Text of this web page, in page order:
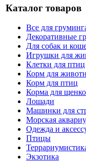
Каталог товаров
Все для
Декоративные
Для собак и
Игрушки для
Клетки для птиц
Корм для
Корм для птиц
Корма для
Лошади
Машинки для
Морская
Одежда и
Птицы
Экзотика